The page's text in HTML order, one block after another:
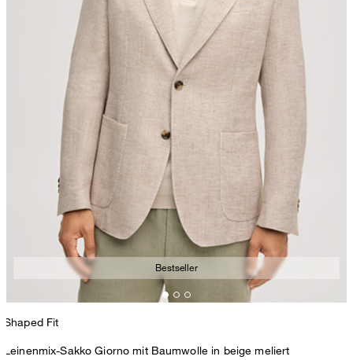
Bestseller
Shaped Fit
Leinenmix-Sakko Giorno mit Baumwolle in beige meliert